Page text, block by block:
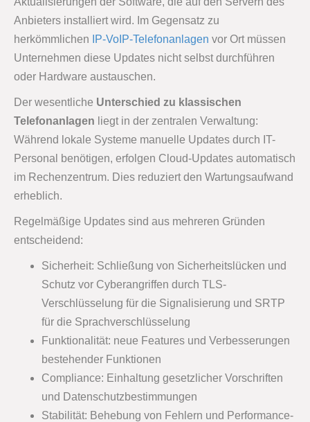
Anbieters installiert wird. Im Gegensatz zu
herkömmlichen
IP-VoIP-Telefonanlagen vor Ort müssen
Unternehmen diese Updates nicht selbst durchführen
oder Hardware austauschen.
Der wesentliche Unterschied zu klassischen
Telefonanlagen liegt in der zentralen Verwaltung:
Während lokale Systeme manuelle Updates durch IT-
Personal benötigen, erfolgen Cloud-Updates automatisch
im Rechenzentrum. Dies reduziert den Wartungsaufwand
erheblich.
Regelmäßige Updates sind aus mehreren Gründen
entscheidend:
Sicherheit: Schließung von Sicherheitslücken und
Schutz vor Cyberangriffen durch TLS-
Verschlüsselung für die Signalisierung und SRTP
für die Sprachverschlüsselung
Funktionalität: neue Features und Verbesserungen
bestehender Funktionen
Compliance: Einhaltung gesetzlicher Vorschriften
und Datenschutzbestimmungen
Stabilität: Behebung von Fehlern und Performance-